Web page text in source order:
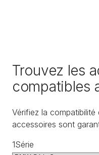
Trouvez les
compatibles
Vérifiez la
accessoires sont
1Série